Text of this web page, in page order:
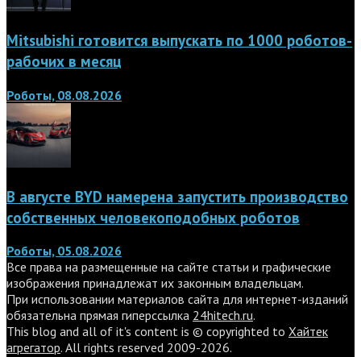
Mitsubishi готовится выпускать по 1000 роботов-
рабочих в месяц
Роботы, 08.08.2026
В августе BYD намерена запустить производство
собственных человекоподобных роботов
Роботы, 05.08.2026
Все права на размещенные на сайте статьи и графические
изображения принадлежат их законным владельцам.
При использовании материалов сайта для интернет-изданий
обязательна прямая гиперссылка 24hitech.ru.
This blog and all of it's content is © copyrighted to Хайтек
агрегатор. All rights reserved 2009-2026.